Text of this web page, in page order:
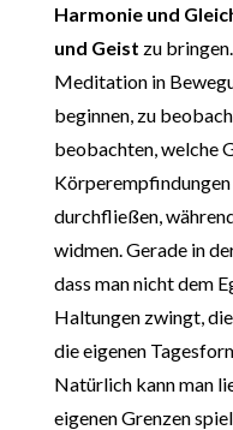
Harmonie und
und Geist zu
Meditation in
beginnen, zu
beobachten, welche
durchfließen,
widmen. Gerade in
dass man nicht dem
Haltungen zwingt,
die eigenen
Natürlich kann man
eigenen Grenzen